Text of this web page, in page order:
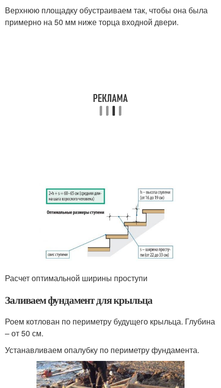
Верхнюю площадку обустраиваем так, чтобы она была
примерно на 50 мм ниже торца входной двери.
Расчет оптимальной ширины проступи
Заливаем фундамент для крыльца
Роем котлован по периметру будущего крыльца. Глубина
– от 50 см.
Устанавливаем опалубку по периметру фундамента.